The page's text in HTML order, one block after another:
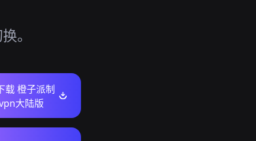
。
载 橙子派制
大陆版